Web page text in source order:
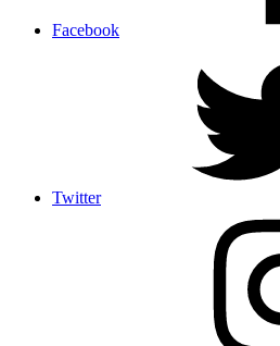
Facebook
Twitter